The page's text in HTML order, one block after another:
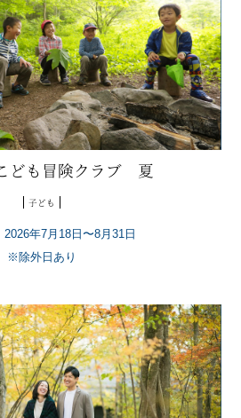
ども冒険クラブ 夏
子ども
2026年7月18日〜8月31日
※除外日あり